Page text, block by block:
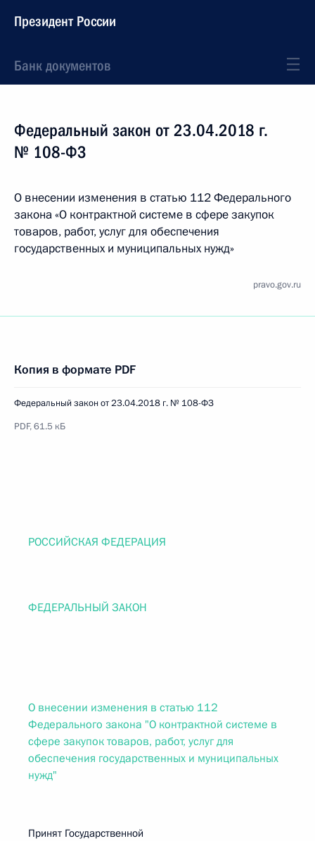
Президент России
Банк документов
Федеральный закон от 23.04.2018 г.
№ 108-ФЗ
О внесении изменения в статью 112 Федерального
закона «О контрактной системе в сфере закупок
товаров, работ, услуг для обеспечения
государственных и муниципальных нужд»
pravo.gov.ru
Копия в формате PDF
Федеральный закон от 23.04.2018 г. № 108-ФЗ
PDF, 61.5 кБ
РОССИЙСКАЯ ФЕДЕРАЦИЯ
ФЕДЕРАЛЬНЫЙ ЗАКОН
О внесении изменения в статью 112
Федерального закона "О контрактной системе в
сфере закупок товаров, работ, услуг для
обеспечения государственных и муниципальных
нужд"
Принят Государственной